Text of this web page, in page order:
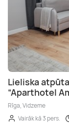
Lieliska
“Aparthotel
Rīga, Vidzeme
Vairāk kā 3 pers.